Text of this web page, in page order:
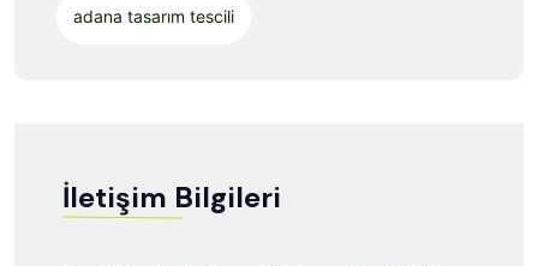
adana tasarım tescili
İletişim Bilgileri